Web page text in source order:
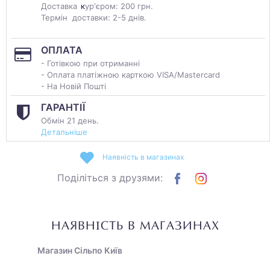
Доставка кур'єром: 200 грн.
Термін доставки: 2-5 днів.
ОПЛАТА
- Готівкою при отриманні
- Оплата платіжною карткою VISA/Mastercard
- На Новій Пошті
ГАРАНТІЇ
Обмін 21 день.
Детальніше
Наявність в магазинах
Поділіться з друзями:
НАЯВНІСТЬ В МАГАЗИНАХ
Магазин Сільпо Київ